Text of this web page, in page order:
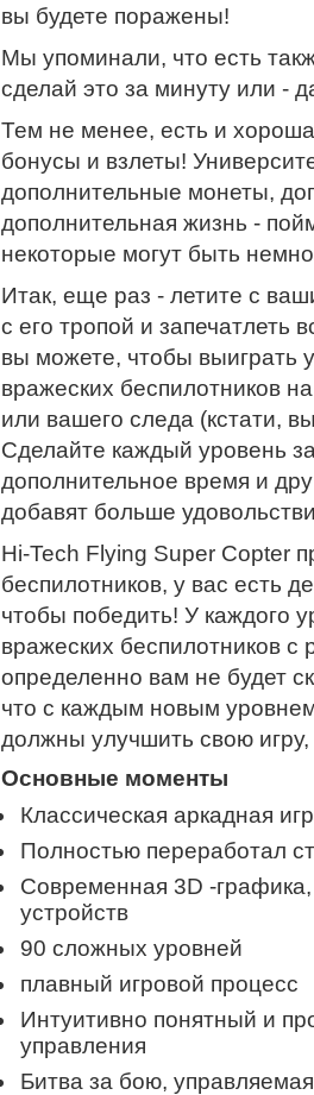
вы будете поражены!
Мы упоминали, что есть
сделай это за минуту или -
Тем не менее, есть и
бонусы и взлеты!
дополнительные монеты,
дополнительная жизнь -
некоторые могут быть
Итак, еще раз - летите с
с его тропой и запечатлеть
вы можете, чтобы выиграть
вражеских беспилотников
или вашего следа (кстати,
Сделайте каждый уровень
дополнительное время и
добавят больше
Hi-Tech Flying Super Copter
беспилотников, у вас есть
чтобы победить! У каждого
вражеских беспилотников с
определенно вам не будет
что с каждым новым
должны улучшить свою игру,
Основные моменты
Классическая аркадная
Полностью переработал
Современная 3D -
устройств
90 сложных уровней
плавный игровой процесс
Интуитивно понятный и
управления
Битва за бою,